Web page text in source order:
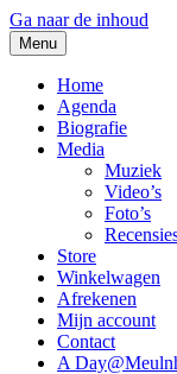
Ga naar de inhoud
thesidekicks.nl
Blues And More uit
Menu
Home
Agenda
Biografie
Media
Muziek
Video’s
Foto’s
Store
Winkelwagen
Afrekenen
Mijn account
Contact
A